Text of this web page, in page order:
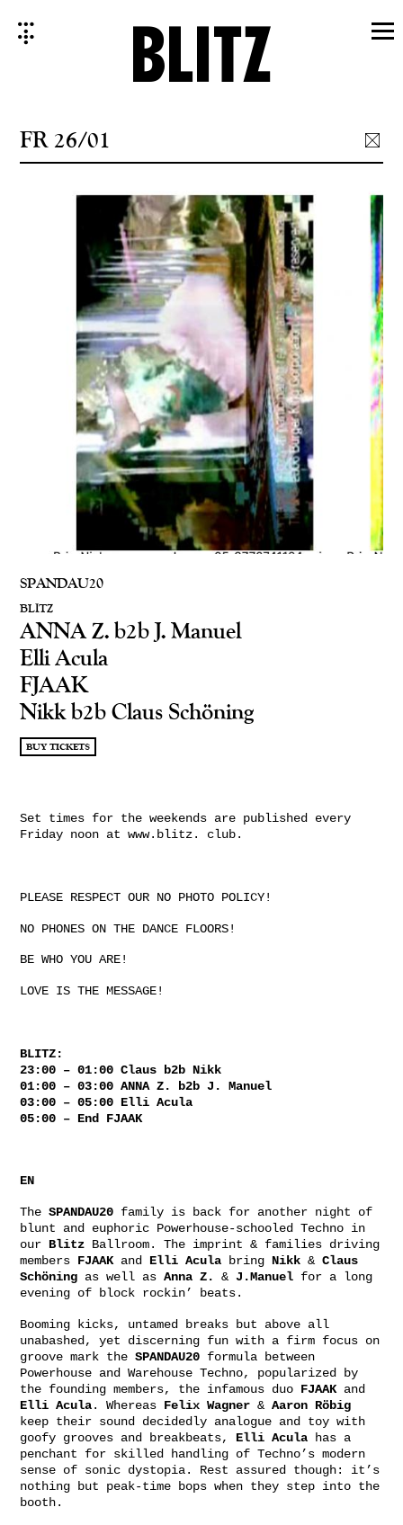
FR 26/01
SPANDAU20
BLITZ
ANNA Z. b2b J. Manuel
Elli Acula
FJAAK
Nikk b2b Claus Schöning
BUY TICKETS
Set times for the weekends are published every
Friday noon at www.blitz. club.
PLEASE RESPECT OUR NO PHOTO POLICY!
NO PHONES ON THE DANCE FLOORS!
BE WHO YOU ARE!
LOVE IS THE MESSAGE!
BLITZ:
23:00 – 01:00 Claus b2b Nikk
01:00 – 03:00 ANNA Z. b2b J. Manuel
03:00 – 05:00 Elli Acula
05:00 – End FJAAK
EN
The SPANDAU20 family is back for another night of
blunt and euphoric Powerhouse-schooled Techno in
our Blitz Ballroom. The imprint & families driving
members FJAAKand Elli Acula bring Nikk & Claus
Schöning as well as Anna Z. & J.Manuel for a long
evening of block rockin’ beats.
Booming kicks, untamed breaks but above all
unabashed, yet discerning fun with a firm focus on
groove mark the SPANDAU20 formula between
Powerhouse and Warehouse Techno, popularized by
the founding members, the infamous duo FJAAKand
Elli Acula. Whereas Felix Wagner & Aaron Röbig
keep their sound decidedly analogue and toy with
goofy grooves and breakbeats, Elli Acula has a
penchant for skilled handling of Techno’s modern
sense of sonic dystopia. Rest assured though: it’s
nothing but peak-time bops when they step into the
booth.